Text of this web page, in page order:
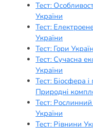
Тест:
України
Тест:
України
Тест: Гори
Тест: Сучасна
України
Тест: Біосфера і
Природні
Тест:
України
Тест: Рівнини